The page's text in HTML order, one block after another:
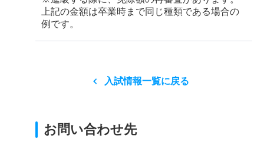
上記の金額は卒業時まで同じ種類である場合の
例です。
入試情報一覧に戻る
お問い合わせ先